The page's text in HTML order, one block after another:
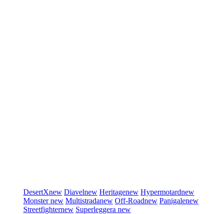
DesertXnew Diavelnew Heritagenew Hypermotardnew
Monsternew Multistradanew Off-Roadnew Panigalenew
Streetfighternew Superleggera new